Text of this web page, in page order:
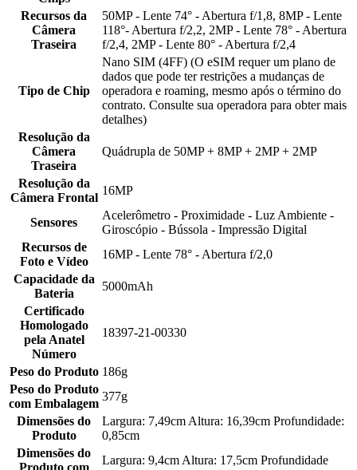
Recursos da
Câmera
Traseira
50MP - Lente 74° - Abertura f/1,8, 8MP - Lente
118°- Abertura f/2,2, 2MP - Lente 78° - Abertura
f/2,4, 2MP - Lente 80° - Abertura f/2,4
Tipo de Chip
Nano SIM (4FF) (O eSIM requer um plano de
dados que pode ter restrições a mudanças de
operadora e roaming, mesmo após o término do
contrato. Consulte sua operadora para obter mais
detalhes)
Resolução da
Câmera
Traseira
Quádrupla de 50MP + 8MP + 2MP + 2MP
Resolução da
Câmera Frontal
16MP
Sensores
Acelerômetro - Proximidade - Luz Ambiente -
Giroscópio - Bússola - Impressão Digital
Recursos de
Foto e Vídeo
16MP - Lente 78° - Abertura f/2,0
Capacidade da
Bateria
5000mAh
Certificado
Homologado
pela Anatel
Número
18397-21-00330
Peso do Produto 186g
Peso do Produto
com Embalagem
377g
Dimensões do
Produto
Largura: 7,49cm Altura: 16,39cm Profundidade:
0,85cm
Dimensões do
Produto com
Largura: 9,4cm Altura: 17,5cm Profundidade